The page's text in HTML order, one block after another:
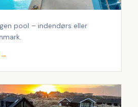
pool – indendørs eller
→